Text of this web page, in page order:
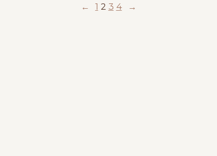
← 1 2 3 4 →